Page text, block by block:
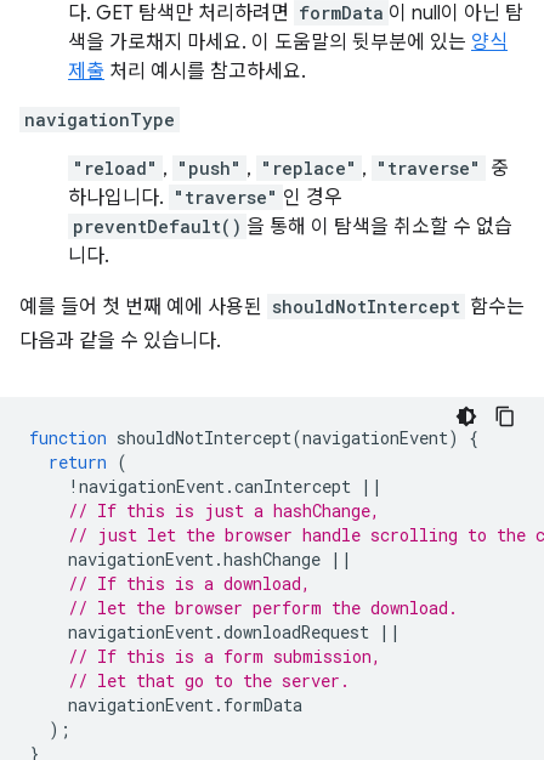
다. GET 탐색만 처리하려면 formData 이 null이 아닌 탐
색을 가로채지 마세요. 이 도움말의 뒷부분에 있는 양식
제출 처리 예시를 참고하세요.
navigationType
"reload" , "push" , "replace" , "traverse"
중
하나입니다. "traverse" 인 경우
preventDefault() 을 통해 이 탐색을 취소할 수 없습
니다.
예를 들어 첫 번째 예에 사용된 shouldNotIntercept 함수는
다음과 같을 수 있습니다.
function shouldNotIntercept(navigationEvent)
{
return (
! navigationEvent.canIntercept ||
// If this is just a hashChange,
// just let the browser handle scrolling to the
navigationEvent.hashChange ||
// If this is a download,
// let the browser perform the download.
navigationEvent.downloadRequest ||
// If this is a form submission,
// let that go to the server.
navigationEvent. formData
);
}